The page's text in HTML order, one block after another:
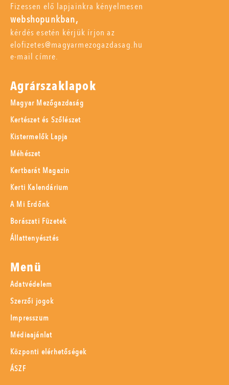
Fizessen elő lapjainkra kényelmesen
webshopunkban,
kérdés esetén kérjük írjon az
elofizetes@magyarmezogazdasag.hu
e-mail címre.
Agrárszaklapok
Magyar Mezőgazdaság
Kertészet és Szőlészet
Kistermelők Lapja
Méhészet
Kertbarát Magazin
Kerti Kalendárium
A Mi Erdőnk
Borászati Füzetek
Állattenyésztés
Menü
Adatvédelem
Szerzői jogok
Impresszum
Médiaajánlat
Központi elérhetőségek
ÁSZF